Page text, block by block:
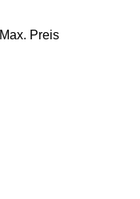
Max. Preis